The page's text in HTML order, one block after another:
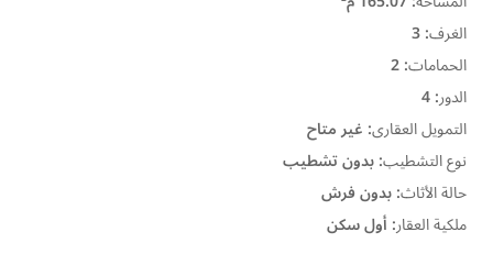
الغرف:
3
الحمامات:
2
الدور:
4
التمويل العقارى: غير متاح
نوع التشطيب:بدون تشطيب
حالة الأثاث:بدون فرش
ملكية العقار: أول سكن